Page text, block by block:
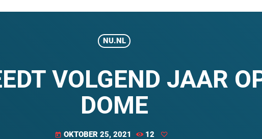
NU.NL
VOLGEND JAAR
DOME
today OKTOBER 25, 2021 12